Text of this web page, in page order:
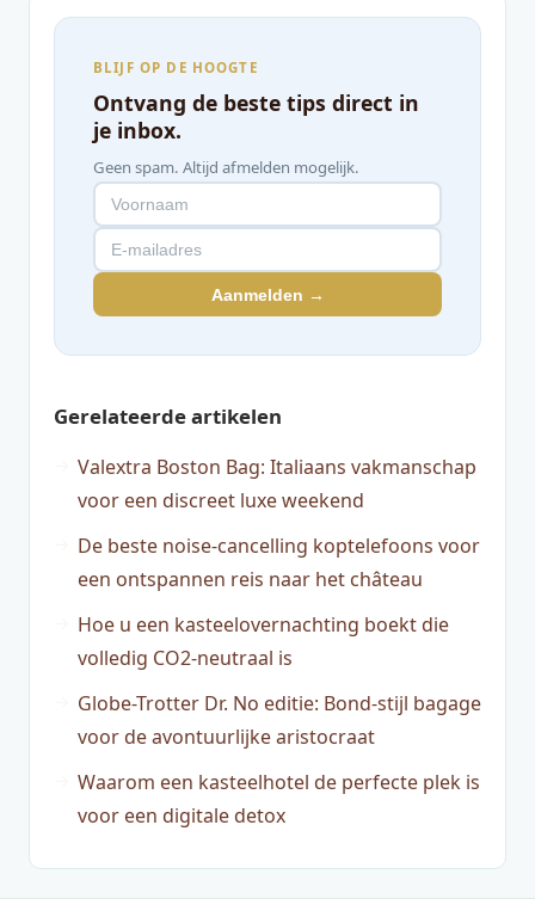
BLIJF OP DE HOOGTE
Ontvang de beste tips direct in
je inbox.
Geen spam. Altijd afmelden mogelijk.
Aanmelden →
Gerelateerde artikelen
Valextra Boston Bag: Italiaans vakmanschap
voor een discreet luxe weekend
De beste noise-cancelling koptelefoons voor
een ontspannen reis naar het château
Hoe u een kasteelovernachting boekt die
volledig CO2-neutraal is
Globe-Trotter Dr. No editie: Bond-stijl bagage
voor de avontuurlijke aristocraat
Waarom een kasteelhotel de perfecte plek is
voor een digitale detox